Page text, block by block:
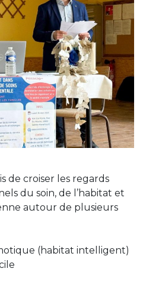
de croiser les regards
du soin, de l’habitat et
autour de plusieurs
(habitat intelligent)